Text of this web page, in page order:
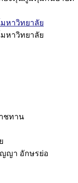
หาวิทยาลัย
หาวิทยาลัย
ชทาน
ญา อักษรย่อ